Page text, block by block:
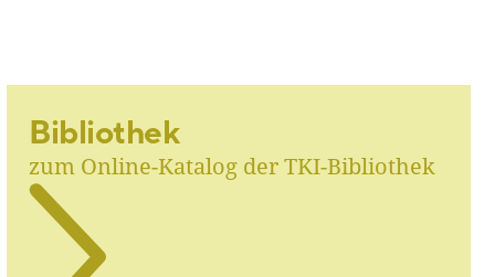
Bibliothek
zum Online-Katalog der TKI-Bibliothek